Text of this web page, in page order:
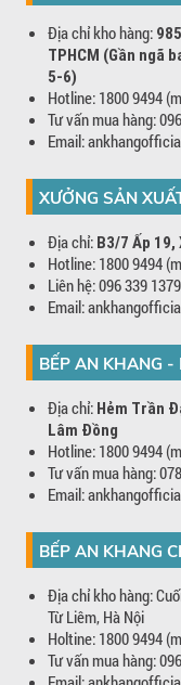
Địa chỉ kho hàng:
TPHCM (Gần ngã
5-6)
Hotline: 1800 9494
Tư vấn mua hàng:
Email:
XƯỞNG SẢN
Địa chỉ: B3/7 Ấp 19,
Hotline: 1800 9494
Liên hệ: 096 339
Email:
BẾP AN KHANG
Địa chỉ: Hẻm Trần
Lâm Đồng
Hotline: 1800 9494
Tư vấn mua hàng:
Email:
BẾP AN KHANG
Địa chỉ kho hàng:
Từ Liêm, Hà Nội
Holtine: 1800 9494
Tư vấn mua hàng: